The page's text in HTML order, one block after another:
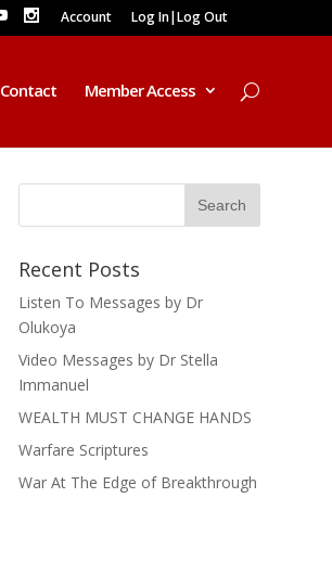
Account Log In|Log Out
Contact Member Access
Recent Posts
Listen To Messages by Dr
Olukoya
Video Messages by Dr Stella
Immanuel
WEALTH MUST CHANGE HANDS
Warfare Scriptures
War At The Edge of Breakthrough